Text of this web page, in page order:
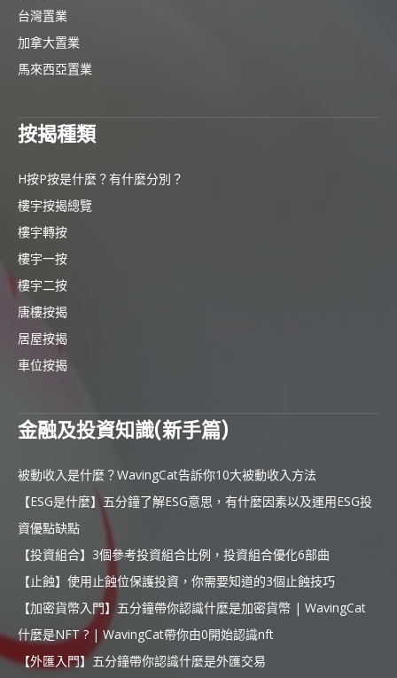
台灣置業
加拿大置業
馬來西亞置業
按揭種類
H按P按是什麼？有什麼分別？
樓宇按揭總覽
樓宇轉按
樓宇一按
樓宇二按
唐樓按揭
居屋按揭
車位按揭
金融及投資知識(新手篇)
被動收入是什麼？WavingCat告訴你10大被動收入方法
【ESG是什麼】五分鐘了解ESG意思，有什麼因素以及運用ESG投
資優點缺點
【投資組合】3個參考投資組合比例，投資組合優化6部曲
【止蝕】使用止蝕位保護投資，你需要知道的3個止蝕技巧
【加密貨幣入門】五分鐘帶你認識什麼是加密貨幣 | WavingCat
什麼是NFT ? | WavingCat帶你由0開始認識nft
【外匯入門】五分鐘帶你認識什麼是外匯交易